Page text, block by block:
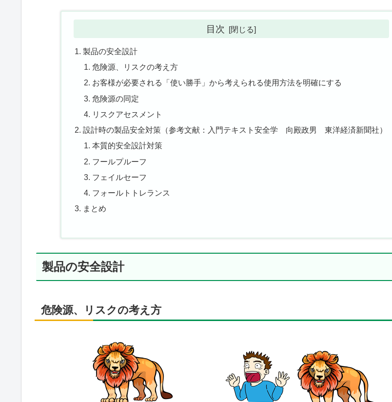
目次
製品の安全設計
危険源、リスクの考え方
お客様が必要される「使い勝手」から考えられる使用方法を明確にする
危険源の同定
リスクアセスメント
設計時の製品安全対策（参考文献：入門テキスト安全学 向殿政男 東洋経済新聞社）
本質的安全設計対策
フールプルーフ
フェイルセーフ
フォールトトレランス
まとめ
製品の安全設計
危険源、リスクの考え方